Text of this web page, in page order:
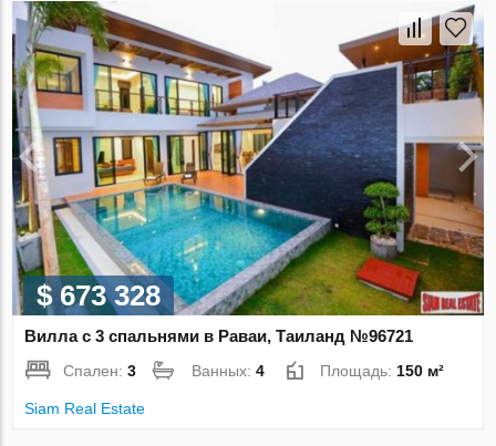
$ 673 328
Вилла с 3 спальнями в Раваи, Таиланд №96721
Спален:3 Ванных:4 Площадь: 150 м²
Siam Real Estate